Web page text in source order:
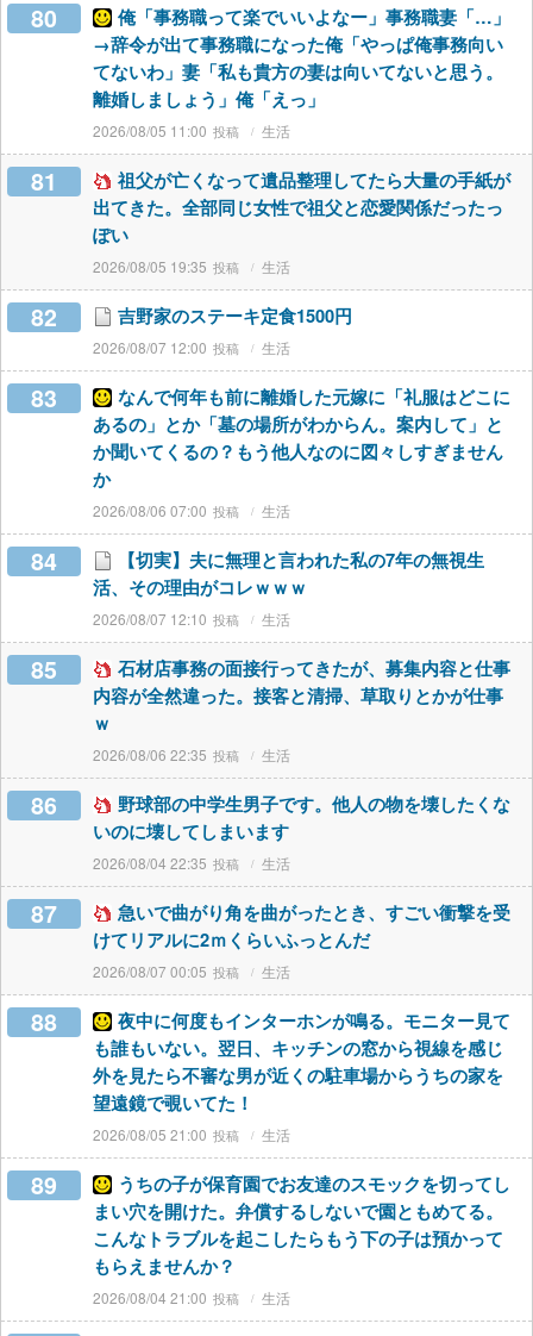
80
俺「事務職って楽でいいよなー」事務職妻「…」
→辞令が出て事務職になった俺「やっぱ俺事務向い
てないわ」妻「私も貴方の妻は向いてないと思う。
離婚しましょう」俺「えっ」
2026/08/05 11:00 生活
81
祖父が亡くなって遺品整理してたら大量の手紙が
出てきた。全部同じ女性で祖父と恋愛関係だったっ
ぽい
2026/08/05 19:35 生活
82 吉野家のステーキ定食1500円
2026/08/07 12:00 生活
83
なんで何年も前に離婚した元嫁に「礼服はどこに
あるの」とか「墓の場所がわからん。案内して」と
か聞いてくるの？もう他人なのに図々しすぎません
か
2026/08/06 07:00 生活
84
【切実】夫に無理と言われた私の7年の無視生
活、その理由がコレｗｗｗ
2026/08/07 12:10 生活
85
石材店事務の面接行ってきたが、募集内容と仕事
内容が全然違った。接客と清掃、草取りとかが仕事
ｗ
2026/08/06 22:35 生活
86
野球部の中学生男子です。他人の物を壊したくな
いのに壊してしまいます
2026/08/04 22:35 生活
87
急いで曲がり角を曲がったとき、すごい衝撃を受
けてリアルに2ｍくらいふっとんだ
2026/08/07 00:05 生活
88
夜中に何度もインターホンが鳴る。モニター見て
も誰もいない。翌日、キッチンの窓から視線を感じ
外を見たら不審な男が近くの駐車場からうちの家を
望遠鏡で覗いてた！
2026/08/05 21:00 生活
89
うちの子が保育園でお友達のスモックを切ってし
まい穴を開けた。弁償するしないで園ともめてる。
こんなトラブルを起こしたらもう下の子は預かって
もらえませんか？
2026/08/04 21:00 生活